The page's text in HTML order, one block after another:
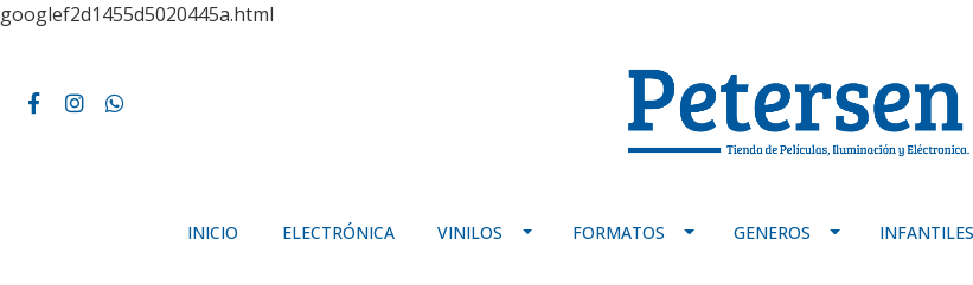
googlef2d1455d5020445a.html
INICIO ELECTRÓNICA VINILOS FORMATOS GENEROS INFANTILES